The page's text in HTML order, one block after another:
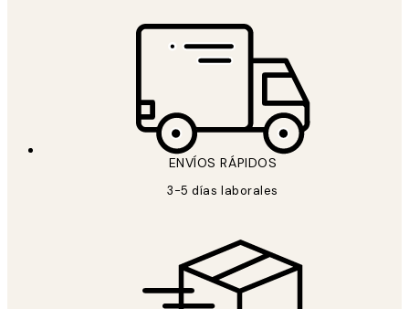
ENVÍOS RÁPIDOS
3-5 días laborales